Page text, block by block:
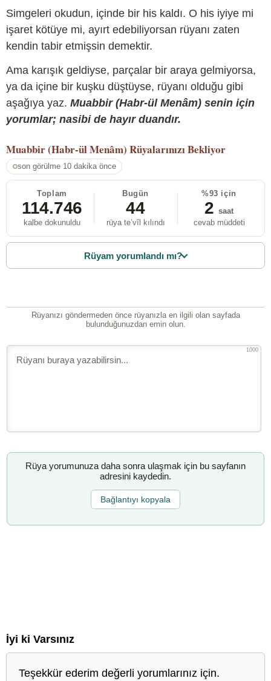
Simgeleri okudun, içinde bir his kaldı. O his iyiye mi
işaret kötüye mi, ayırt edebiliyorsan rüyanı zaten
kendin tabir etmişsin demektir.
Ama karışık geldiyse, parçalar bir araya gelmiyorsa,
ya da içine bir kuşku düştüyse, rüyanı olduğu gibi
aşağıya yaz. Muabbir (Habr-ül Menâm) senin için
yorumlar; nasibi de hayır duandır.
Muabbir (Habr-ül Menâm) Rüyalarınızı Bekliyor
son görülme 10 dakika önce
Toplam
114.746
kalbe dokunuldu
Bugün
44
rüya te’vîl kılındı
%93 için
2 saat
cevab müddeti
Rüyam yorumlandı mı?
Rüyanızı göndermeden önce rüyanızla en ilgili olan sayfada
bulunduğunuzdan emin olun.
1000
Rüya yorumunuza daha sonra ulaşmak için bu sayfanın
adresini kaydedin.
Bağlantıyı kopyala
İyi ki Varsınız
Teşekkür ederim değerli yorumlarınız için.